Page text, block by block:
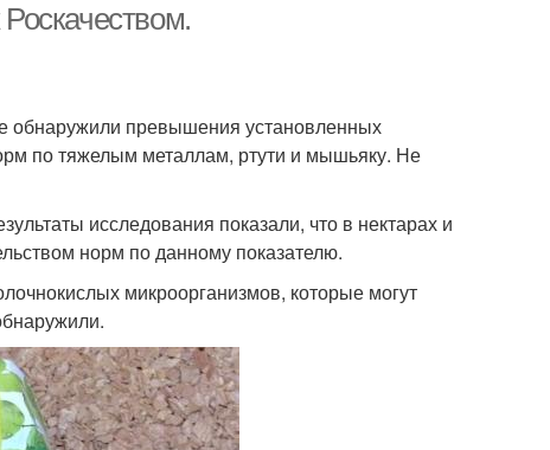
обнаружили превышения установленных
по тяжелым металлам, ртути и мышьяку. Не
исследования показали, что в нектарах и
норм по данному показателю.
микроорганизмов, которые могут